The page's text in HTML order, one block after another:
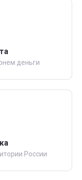
деньги
России